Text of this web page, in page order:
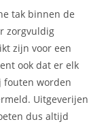
tak binnen de
zorgvuldig
zijn voor een
ook dat er elk
fouten worden
Uitgeverijen
dus altijd